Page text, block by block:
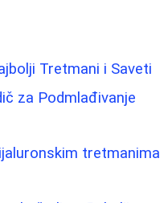
Tretmani i Saveti
za Podmlađivanje
tretmanima